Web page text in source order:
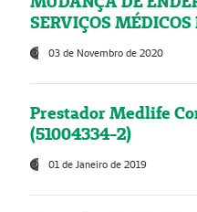
SERVIÇOS
03 de Novembro de 2020
Prestador Medlife
(51004334-2)
01 de Janeiro de 2019